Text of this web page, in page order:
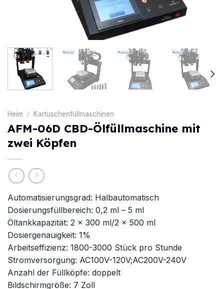
Heim / Kartuschenfüllmaschinen
AFM-06D CBD-Ölfüllmaschine mit
zwei Köpfen
Automatisierungsgrad: Halbautomatisch
Dosierungsfüllbereich: 0,2 ml – 5 ml
Öltankkapazität: 2 x 300 ml/2 x 500 ml
Dosiergenauigkeit: 1%
Arbeitseffizienz: 1800-3000 Stück pro Stunde
Stromversorgung: AC100V-120V;AC200V-240V
Anzahl der Füllköpfe: doppelt
Bildschirmgröße: 7 Zoll